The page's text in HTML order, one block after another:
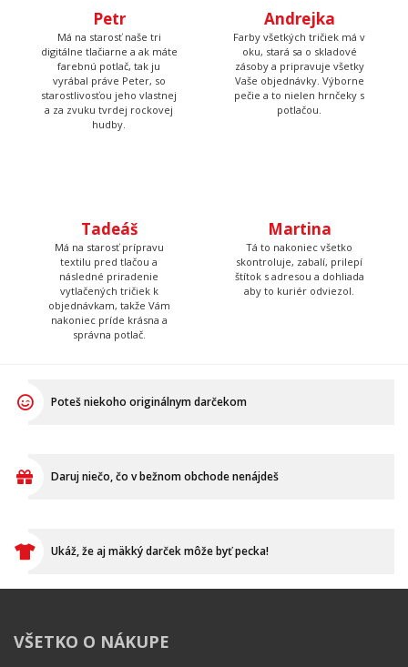
Petr
Má na starosť naše tri
digitálne tlačiarne a ak máte
farebnú potlač, tak ju
vyrábal práve Peter, so
starostlivosťou jeho vlastnej
a za zvuku tvrdej rockovej
hudby.
Andrejka
Farby všetkých tričiek má v
oku, stará sa o skladové
zásoby a pripravuje všetky
Vaše objednávky. Výborne
pečie a to nielen hrnčeky s
potlačou.
Tadeáš
Má na starosť prípravu
textilu pred tlačou a
následné priradenie
vytlačených tričiek k
objednávkam, takže Vám
nakoniec príde krásna a
správna potlač.
Martina
Tá to nakoniec všetko
skontroluje, zabalí, prilepí
štítok s adresou a dohliada
aby to kuriér odviezol.
Poteš niekoho originálnym darčekom
Daruj niečo, čo v bežnom obchode nenájdeš
Ukáž, že aj mäkký darček môže byť pecka!
VŠETKO O NÁKUPE